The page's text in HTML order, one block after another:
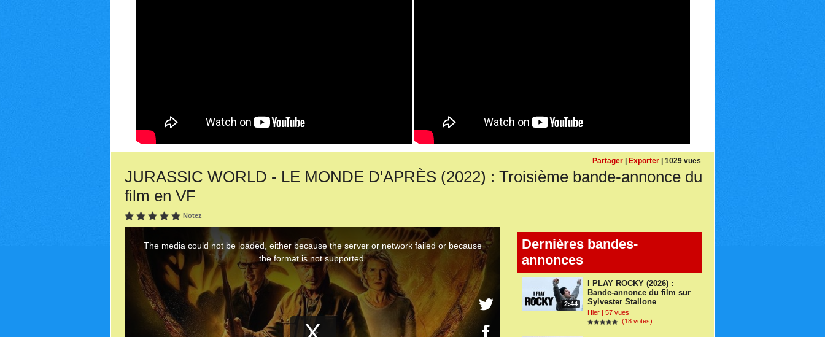
Partager | Exporter | 1029 vues
JURASSIC WORLD - LE MONDE D'APRÈS (2022) : Troisième bande-annonce du
film en VF
Notez
Dernières bandes-
annonces
2:44
I PLAY ROCKY (2026) :
Bande-annonce du film sur
Sylvester Stallone
Hier | 57 vues
(18 votes)